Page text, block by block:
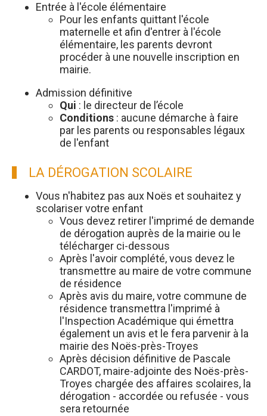
Entrée à l'école élémentaire
Pour les enfants quittant l'école
maternelle et afin d'entrer à l'école
élémentaire, les parents devront
procéder à une nouvelle inscription en
mairie.
Admission définitive
Qui : le directeur de l’école
Conditions : aucune démarche à faire
par les parents ou responsables légaux
de l'enfant
LA DÉROGATION SCOLAIRE
Vous n'habitez pas aux Noës et souhaitez y
scolariser votre enfant
Vous devez retirer l'imprimé de demande
de dérogation auprès de la mairie ou le
télécharger ci-dessous
Après l'avoir complété, vous devez le
transmettre au maire de votre commune
de résidence
Après avis du maire, votre commune de
résidence transmettra l'imprimé à
l'Inspection Académique qui émettra
également un avis et le fera parvenir à la
mairie des Noës-près-Troyes
Après décision définitive de Pascale
CARDOT, maire-adjointe des Noës-près-
Troyes chargée des affaires scolaires, la
dérogation - accordée ou refusée - vous
sera retournée